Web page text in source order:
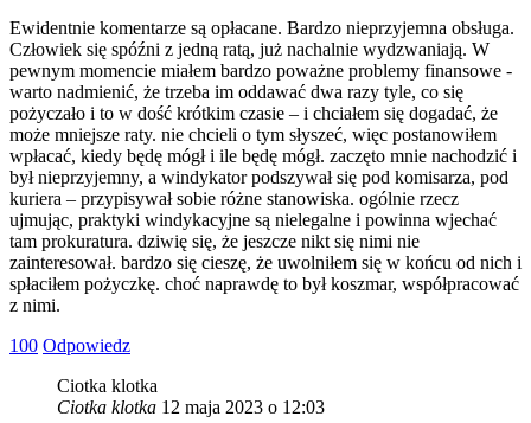
Ewidentnie komentarze są opłacane. Bardzo nieprzyjemna obsługa.
Człowiek się spóźni z jedną ratą, już nachalnie wydzwaniają. W
pewnym momencie miałem bardzo poważne problemy finansowe -
warto nadmienić, że trzeba im oddawać dwa razy tyle, co się
pożyczało i to w dość krótkim czasie – i chciałem się dogadać, że
może mniejsze raty. nie chcieli o tym słyszeć, więc postanowiłem
wpłacać, kiedy będę mógł i ile będę mógł. zaczęto mnie nachodzić i
był nieprzyjemny, a windykator podszywał się pod komisarza, pod
kuriera – przypisywał sobie różne stanowiska. ogólnie rzecz
ujmując, praktyki windykacyjne są nielegalne i powinna wjechać
tam prokuratura. dziwię się, że jeszcze nikt się nimi nie
zainteresował. bardzo się cieszę, że uwolniłem się w końcu od nich i
spłaciłem pożyczkę. choć naprawdę to był koszmar, współpracować
z nimi.
100 Odpowiedz
Ciotka klotka
Ciotka klotka 12 maja 2023 o 12:03